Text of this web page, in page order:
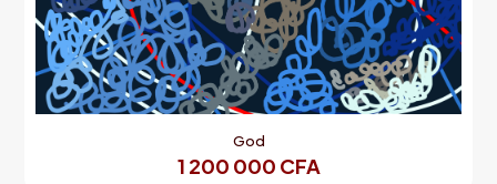
God
1 200 000 CFA